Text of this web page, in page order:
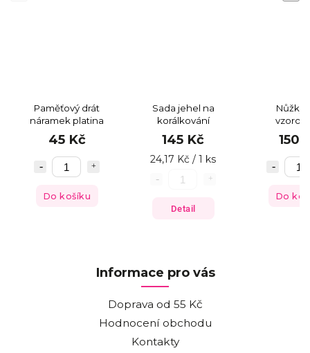
Paměťový drát
náramek platina
45 Kč
Do košíku
Sada jehel na
korálkování
145 Kč
24,17 Kč / 1 ks
Detail
Nůžky
150
Do
Informace pro vás
Doprava od 55 Kč
Hodnocení obchodu
Kontakty